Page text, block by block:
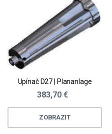
Upínač D27 | Plananlage
383,70 €
ZOBRAZIT